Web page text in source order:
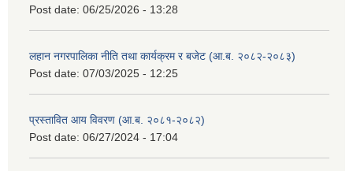
Post date: 06/25/2026 - 13:28
लहान नगरपालिका नीति तथा कार्यक्रम र बजेट (आ.ब. २०८२-२०८३)
Post date: 07/03/2025 - 12:25
प्रस्तावित आय विवरण (आ.ब. २०८१-२०८२)
Post date: 06/27/2024 - 17:04